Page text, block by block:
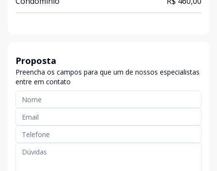
Proposta
Preencha os campos para que um de nossos especialistas
entre em contato